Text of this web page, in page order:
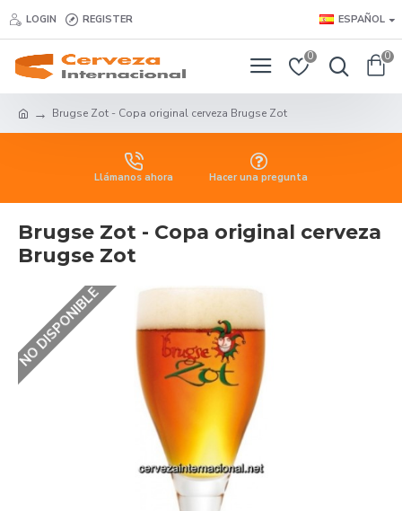
LOGIN REGISTER ESPAÑOL
0 0
Brugse Zot - Copa original cerveza Brugse Zot
Llámanos ahora Hacer una pregunta
Brugse Zot - Copa original cerveza
Brugse Zot
NO DISPONIBLE